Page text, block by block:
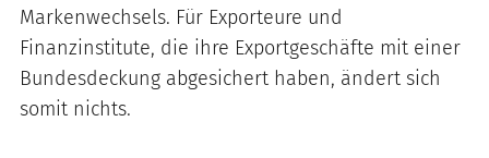
Markenwechsels. Für Exporteure und
Finanzinstitute, die ihre Exportgeschäfte mit einer
Bundesdeckung abgesichert haben, ändert sich
somit nichts.